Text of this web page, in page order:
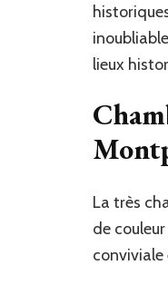
lieux
La très
de
conviviale